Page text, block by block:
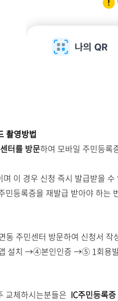
촬영방법
터를 방문하여 모바일 주민등록
며 이 경우 신청 즉시 발급받을
민등록증을 재발급 받아야 하는
동 주민센터 방문하여 신청서
설치 →④본인인증 →⑤ 1회용
교체하시는분들은 IC주민등록